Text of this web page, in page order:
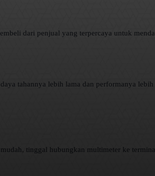
dari penjual yang terpercaya untuk
tahannya lebih lama dan performanya
tinggal hubungkan multimeter ke